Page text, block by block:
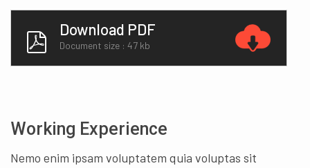
Download PDF
Document size : 47 kb
Working Experience
Nemo enim ipsam voluptatem quia voluptas sit